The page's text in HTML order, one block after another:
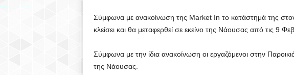
Σύμφωνα με ανακοίνωση της Market In το κατάστημά της
κλείσει και θα μεταφερθεί σε εκείνο της Νάουσας από τις 9
Σύμφωνα με την ίδια ανακοίνωση οι εργαζόμενοι στην
της Νάουσας.